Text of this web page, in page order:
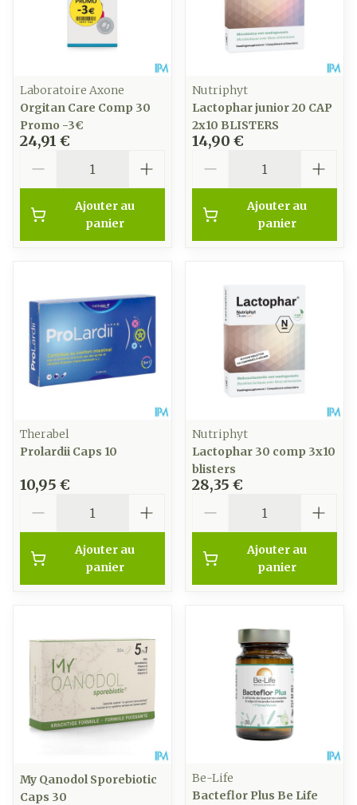
Laboratoire Axone
Orgitan Care Comp 30
Promo -3€
24,91 €
Ajouter au
panier
Nutriphyt
Lactophar junior 20 CAP
2x10 BLISTERS
14,90 €
Ajouter au
panier
Therabel
Prolardii Caps 10
10,95 €
Ajouter au
panier
Nutriphyt
Lactophar 30 comp 3x10
blisters
28,35 €
Ajouter au
panier
My Qanodol Sporebiotic
Caps 30
Be-Life
Bacteflor Plus Be Life